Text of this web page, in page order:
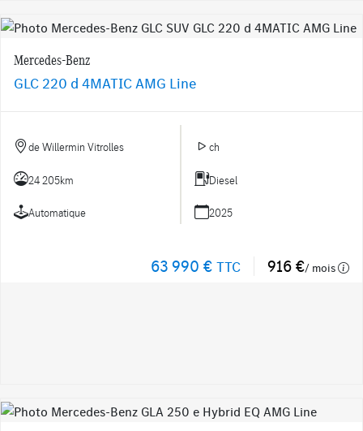
Mercedes-Benz
GLC 220 d 4MATIC AMG Line
de Willermin Vitrolles ch
24 205km Diesel
Automatique 2025
63 990 € TTC 916 €/ mois